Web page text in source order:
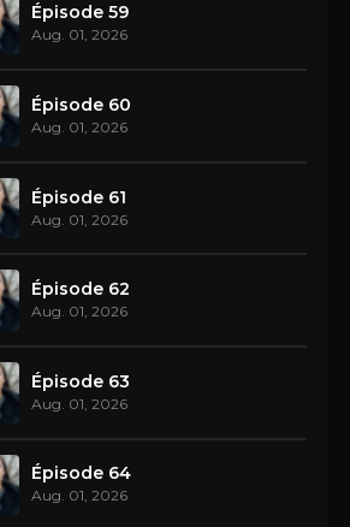
Épisode 59
Aug. 01, 2026
Épisode 60
Aug. 01, 2026
Épisode 61
Aug. 01, 2026
Épisode 62
Aug. 01, 2026
Épisode 63
Aug. 01, 2026
Épisode 64
Aug. 01, 2026